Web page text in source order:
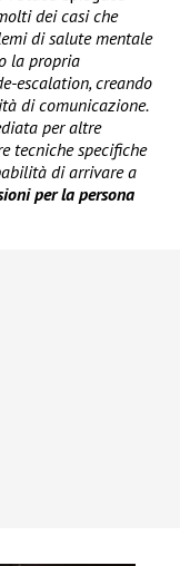
dei casi che
di salute mentale
la propria
escalation, creando
di comunicazione.
per altre
tecniche specifiche
di arrivare a
per la persona